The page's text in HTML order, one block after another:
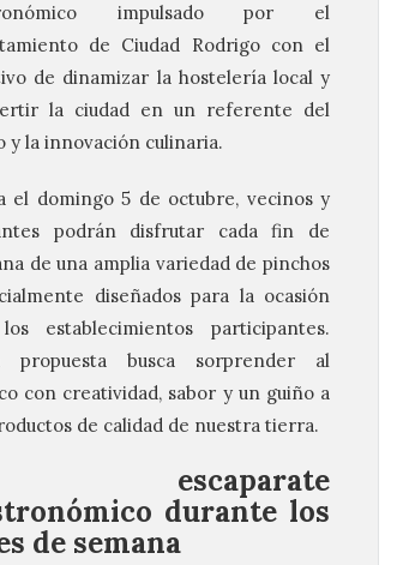
impulsado por el
de Ciudad Rodrigo con el
de dinamizar la hostelería local y
la ciudad en un referente del
y la innovación culinaria.
el domingo 5 de octubre, vecinos y
podrán disfrutar cada fin de
de una amplia variedad de pinchos
diseñados para la ocasión
establecimientos participantes.
propuesta busca sorprender al
con creatividad, sabor y un guiño a
de calidad de nuestra tierra.
escaparate
durante los
de semana